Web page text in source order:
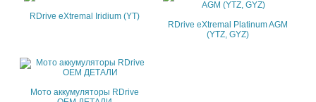
RDrive eXtremal Iridium (YT)
RDrive eXtremal Platinum AGM
(YTZ, GYZ)
Мото аккумуляторы RDrive